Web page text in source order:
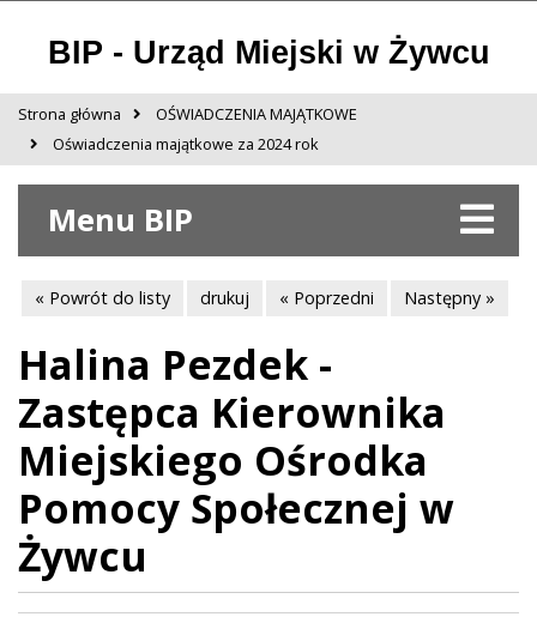
BIP - Urząd Miejski w Żywcu
Strona główna
OŚWIADCZENIA MAJĄTKOWE
Oświadczenia majątkowe za 2024 rok
Menu BIP
« Powrót do listy drukuj « Poprzedni Następny »
Halina Pezdek -
Zastępca Kierownika
Miejskiego Ośrodka
Pomocy Społecznej w
Żywcu